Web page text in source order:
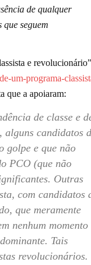
de qualquer
seguem
e revolucionário”
um-programa-
que a apoiaram:
de classe e
alguns candidatos
golpe e que não
PCO (que não
Outras
com candidatos
que meramente
nenhum momento
Tais
revolucionários.